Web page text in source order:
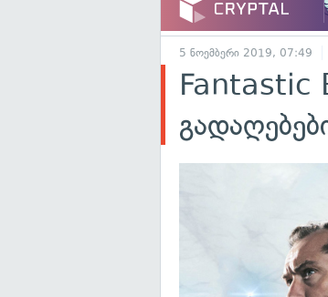
5 ნოემბერი 2019, 07:49
Fantastic